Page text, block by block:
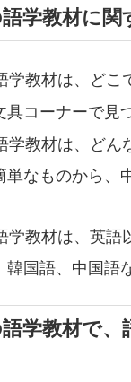
学教材に関
学教材は、どこ
コーナーで見
学教材は、どん
単なものから、
学教材は、英語
国語、中国語
学教材で、